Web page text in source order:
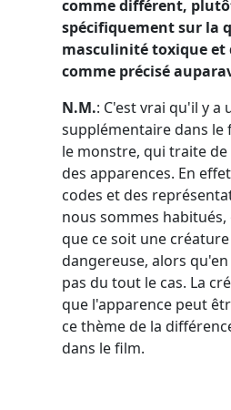
comme différent,
spécifiquement sur la
masculinité toxique et
comme précisé
N.M.: C'est vrai qu'il y a
supplémentaire dans le
le monstre, qui traite
des apparences. En
codes et des
nous sommes
que ce soit une
dangereuse, alors
pas du tout le cas. La
que l'apparence peut
ce thème de la
dans le film.